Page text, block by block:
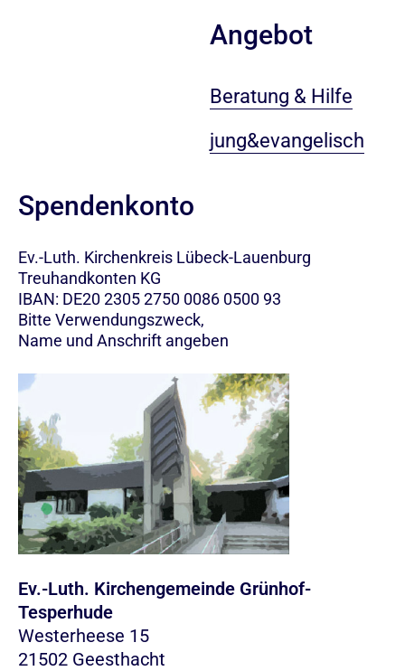
Angebot
Beratung & Hilfe
jung&evangelisch
Spendenkonto
Ev.-Luth. Kirchenkreis Lübeck-Lauenburg
Treuhandkonten KG
IBAN: DE20 2305 2750 0086 0500 93
Bitte Verwendungszweck,
Name und Anschrift angeben
Ev.-Luth. Kirchengemeinde Grünhof-
Tesperhude
Westerheese 15
21502 Geesthacht